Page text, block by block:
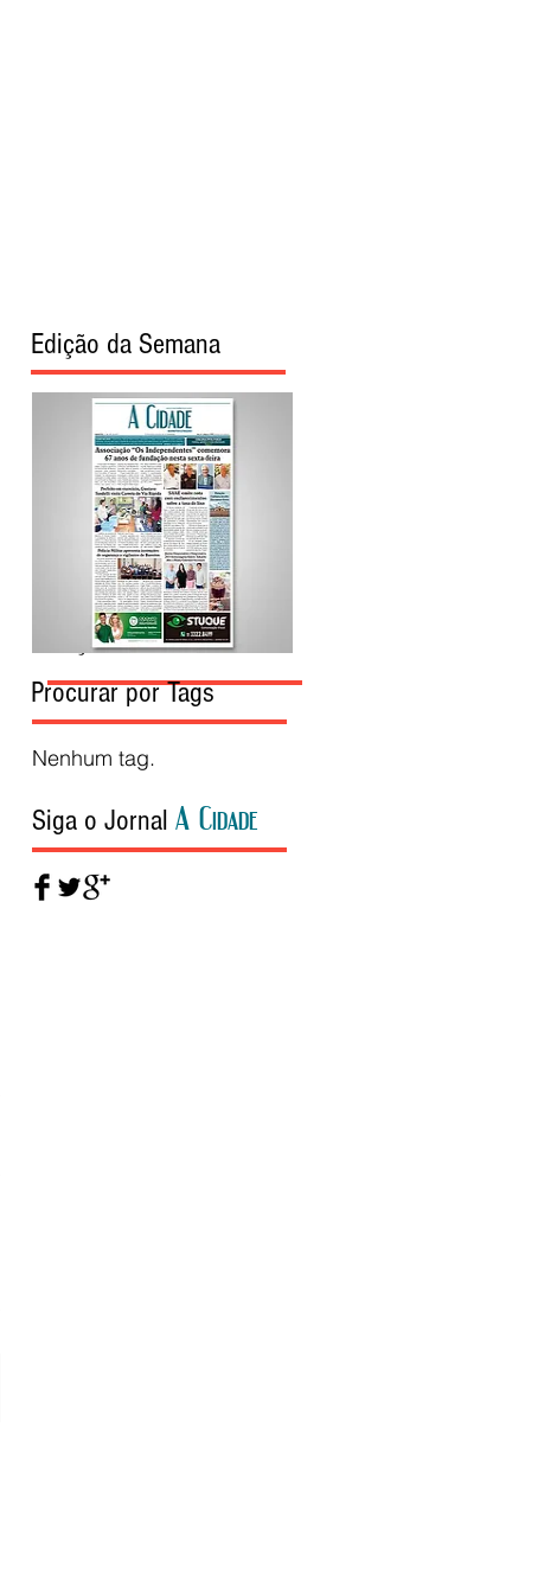
Edição da Semana
Edição da Semana
Procurar por Tags
Nenhum tag.
Siga o Jornal A Cidade